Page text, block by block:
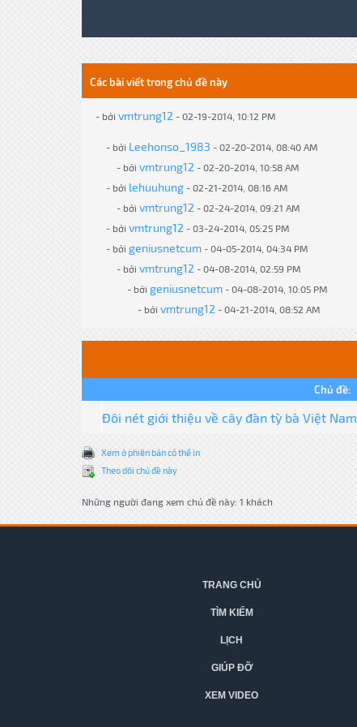
Các bài viết trong chủ đề này
- bởi vmtrung12 - 02-19-2014, 10:12 PM
- bởi Leehonso_1983 - 02-20-2014, 08:40 AM
- bởi vmtrung12 - 02-20-2014, 10:58 AM
- bởi lehuuhung- 02-21-2014, 08:16 AM
- bởi vmtrung12 - 02-24-2014, 09:21 AM
- bởi vmtrung12 - 03-24-2014, 05:25 PM
- bởi geniusnetcum- 04-05-2014, 04:34 PM
- bởi vmtrung12 - 04-08-2014, 02:59 PM
- bởi geniusnetcum- 04-08-2014, 10:05 PM
- bởi vmtrung12 - 04-21-2014, 08:52 AM
Chủ đề:
Đôi nét giới thiệu về cây đàn tỳ bà Việt Nam
Xem ở phiên bản có thể in
Theo dõi chủ đề này
Những người đang xem chủ đề này: 1 khách
TRANG CHỦ
TÌM KIẾM
LỊCH
GIÚP ĐỠ
XEM VIDEO